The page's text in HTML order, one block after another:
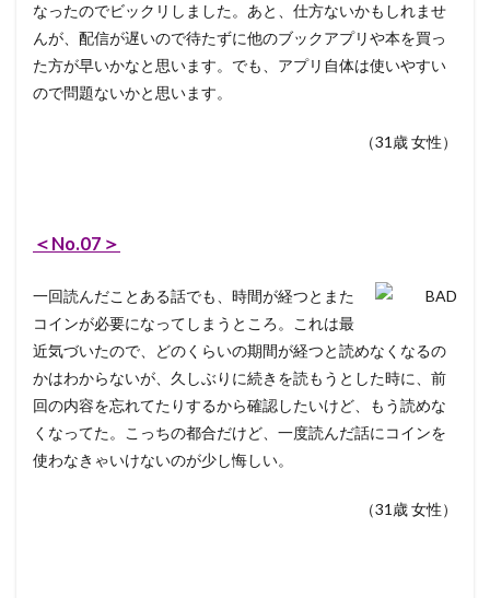
なったのでビックリしました。あと、仕方ないかもしれませ
んが、配信が遅いので待たずに他のブックアプリや本を買っ
た方が早いかなと思います。でも、アプリ自体は使いやすい
ので問題ないかと思います。
（31歳 女性）
＜No.07＞
一回読んだことある話でも、時間が経つとまた
コインが必要になってしまうところ。これは最
近気づいたので、どのくらいの期間が経つと読めなくなるの
かはわからないが、久しぶりに続きを読もうとした時に、前
回の内容を忘れてたりするから確認したいけど、もう読めな
くなってた。こっちの都合だけど、一度読んだ話にコインを
使わなきゃいけないのが少し悔しい。
（31歳 女性）